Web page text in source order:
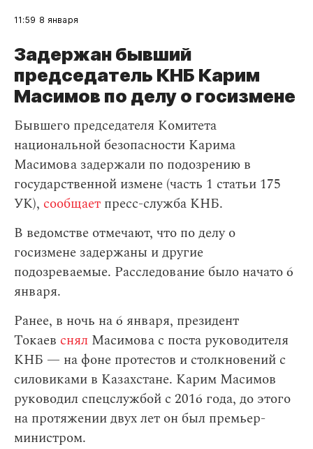
11:59 8 января
Задержан бывший
председатель КНБ Карим
Масимов по делу о госизмене
Бывшего председателя Комитета
национальной безопасности Карима
Масимова задержали по подозрению в
государственной измене (часть 1 статьи 175
УК), сообщает пресс-служба КНБ.
В ведомстве отмечают, что по делу о
госизмене задержаны и другие
подозреваемые. Расследование было начато 6
января.
Ранее, в ночь на 6 января, президент
Токаев снял Масимова с поста руководителя
КНБ — на фоне протестов и столкновений с
силовиками в Казахстане. Карим Масимов
руководил спецслужбой с 2016 года, до этого
на протяжении двух лет он был премьер-
министром.